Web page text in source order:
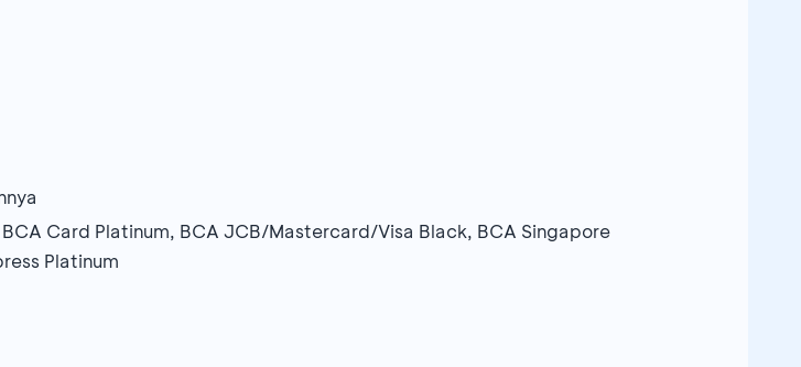
Card Platinum, BCA JCB/Mastercard/Visa Black, BCA Singapore
Platinum